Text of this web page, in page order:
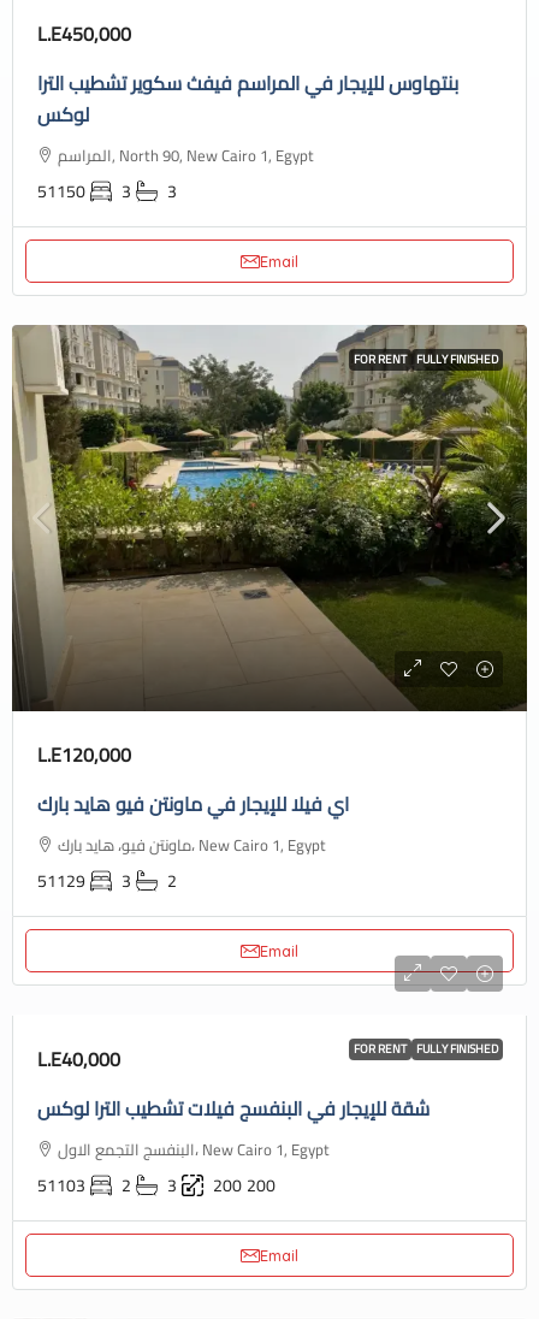
L.E450,000
بنتهاوس للإيجار في المراسم فيفث سكوير تشطيب الترا
لوكس
المراسم, North 90, New Cairo 1, Egypt
51150 3 3
Email
FOR RENT FULLY FINISHED
L.E120,000
اي فيلا للإيجار في ماونتن فيو هايد بارك
ماونتن فيو، هايد بارك، New Cairo 1, Egypt
51129 3 2
Email
FOR RENT FULLY FINISHED
L.E40,000
شقة للإيجار في البنفسج فيلات تشطيب الترا لوكس
البنفسج التجمع الاول، New Cairo 1, Egypt
51103 2 3 200200
Email